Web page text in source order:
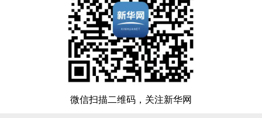
微信扫描二维码，关注新华网